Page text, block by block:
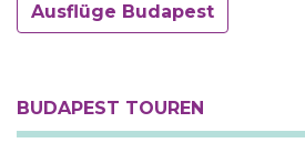
Ausflüge Budapest
BUDAPEST TOUREN